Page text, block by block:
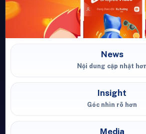
News
Nội dung cập nhật
Insight
Góc nhìn rõ hơn
Media